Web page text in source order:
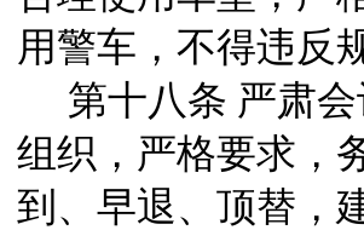
用警车，不得违反
第十八条 严肃
组织，严格要求，
到、早退、顶替，